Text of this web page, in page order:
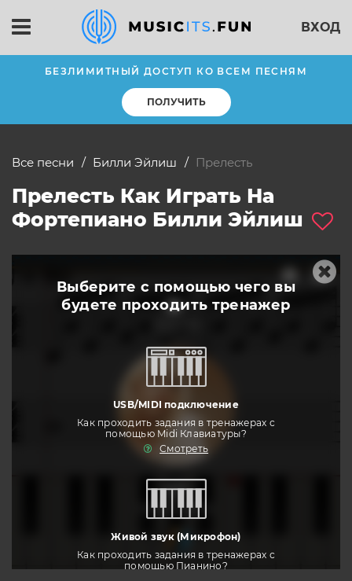
ВХОД
БЕЗЛИМИТНЫЙ ДОСТУП КО ВСЕМ ПЕСНЯМ
ПОЛУЧИТЬ
Все песни Билли Эйлиш прелесть
Прелесть Как Играть На
Фортепиано Билли Эйлиш
Выберите с помощью чего вы
будете проходить тренажер
USB/MIDI подключение
Как проходить задания в тренажерах с
помощью Midi Клавиатуры?
Смотреть
Живой звук (Микрофон)
Как проходить задания в тренажерах с
помощью Пианино?
тренировать